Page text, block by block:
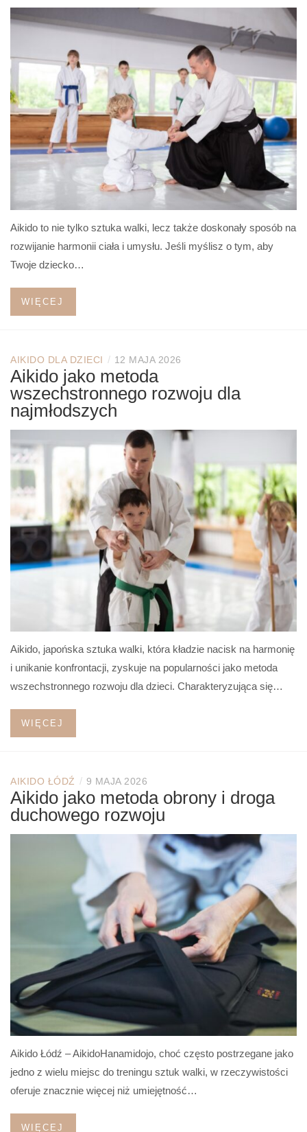
Aikido to nie tylko sztuka walki, lecz także doskonały sposób na
rozwijanie harmonii ciała i umysłu. Jeśli myślisz o tym, aby
Twoje dziecko…
WIĘCEJ
AIKIDO DLA DZIECI / 12 MAJA 2026
Aikido jako metoda
wszechstronnego rozwoju dla
najmłodszych
Aikido, japońska sztuka walki, która kładzie nacisk na harmonię
i unikanie konfrontacji, zyskuje na popularności jako metoda
wszechstronnego rozwoju dla dzieci. Charakteryzująca się…
WIĘCEJ
AIKIDO ŁÓDŹ / 9 MAJA 2026
Aikido jako metoda obrony i droga
duchowego rozwoju
Aikido Łódź – AikidoHanamidojo, choć często postrzegane jako
jedno z wielu miejsc do treningu sztuk walki, w rzeczywistości
oferuje znacznie więcej niż umiejętność…
WIĘCEJ